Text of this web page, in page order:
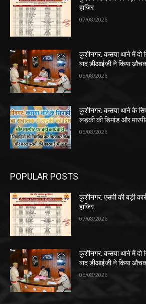
हाजिर
07/08/2026
कुशीनगर: कसया थाने में दो
बाद डीआईजी ने किया औचक
05/08/2026
कुशीनगर: कसया थाने के
लड़की की डिमांड और
05/08/2026
POPULAR POSTS
कुशीनगर: एसपी की बड़ी
हाजिर
07/08/2026
कुशीनगर: कसया थाने में दो
बाद डीआईजी ने किया औचक
05/08/2026